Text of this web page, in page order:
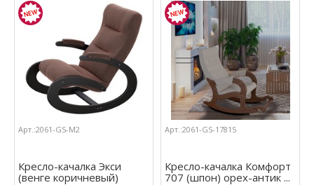
Арт.:2061-GS-М2
Кресло-качалка Экси
(венге коричневый)
Арт.:2061-GS-17815
Кресло-качалка Комфорт
707 (шпон) орех-антик ...